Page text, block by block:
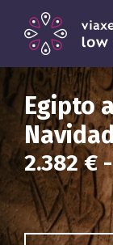
Egipto
2.382 €